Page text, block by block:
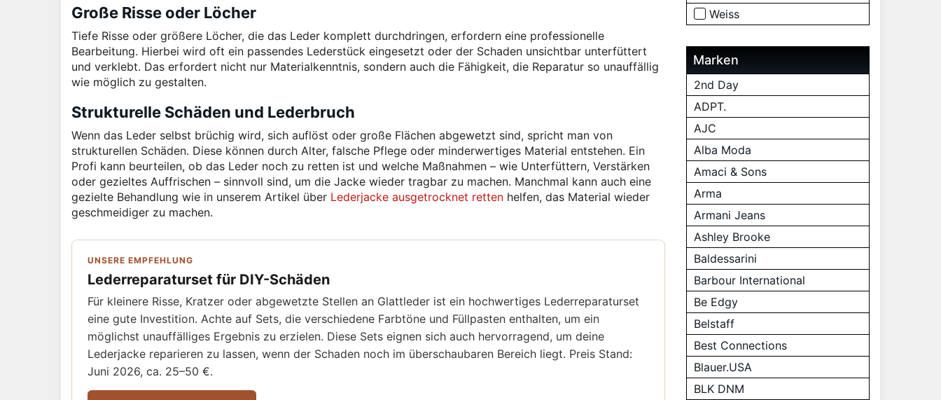
Große Risse oder Löcher
Tiefe Risse oder größere Löcher, die das Leder komplett durchdringen, erfordern eine professionelle
Bearbeitung. Hierbei wird oft ein passendes Lederstück eingesetzt oder der Schaden unsichtbar unterfüttert
und verklebt. Das erfordert nicht nur Materialkenntnis, sondern auch die Fähigkeit, die Reparatur so unauffällig
wie möglich zu gestalten.
Strukturelle Schäden und Lederbruch
Wenn das Leder selbst brüchig wird, sich auflöst oder große Flächen abgewetzt sind, spricht man von
strukturellen Schäden. Diese können durch Alter, falsche Pflege oder minderwertiges Material entstehen. Ein
Profi kann beurteilen, ob das Leder noch zu retten ist und welche Maßnahmen – wie Unterfüttern, Verstärken
oder gezieltes Auffrischen – sinnvoll sind, um die Jacke wieder tragbar zu machen. Manchmal kann auch eine
gezielte Behandlung wie in unserem Artikel über Lederjacke ausgetrocknet retten helfen, das Material wieder
geschmeidiger zu machen.
UNSERE EMPFEHLUNG
Lederreparaturset für DIY-Schäden
Für kleinere Risse, Kratzer oder abgewetzte Stellen an Glattleder ist ein hochwertiges Lederreparaturset
eine gute Investition. Achte auf Sets, die verschiedene Farbtöne und Füllpasten enthalten, um ein
möglichst unauffälliges Ergebnis zu erzielen. Diese Sets eignen sich auch hervorragend, um deine
Lederjacke reparieren zu lassen, wenn der Schaden noch im überschaubaren Bereich liegt. Preis Stand:
Juni 2026, ca. 25–50 €.
Weiss
Marken
2nd Day
ADPT.
AJC
Alba Moda
Amaci & Sons
Arma
Armani Jeans
Ashley Brooke
Baldessarini
Barbour International
Be Edgy
Belstaff
Best Connections
Blauer.USA
BLK DNM